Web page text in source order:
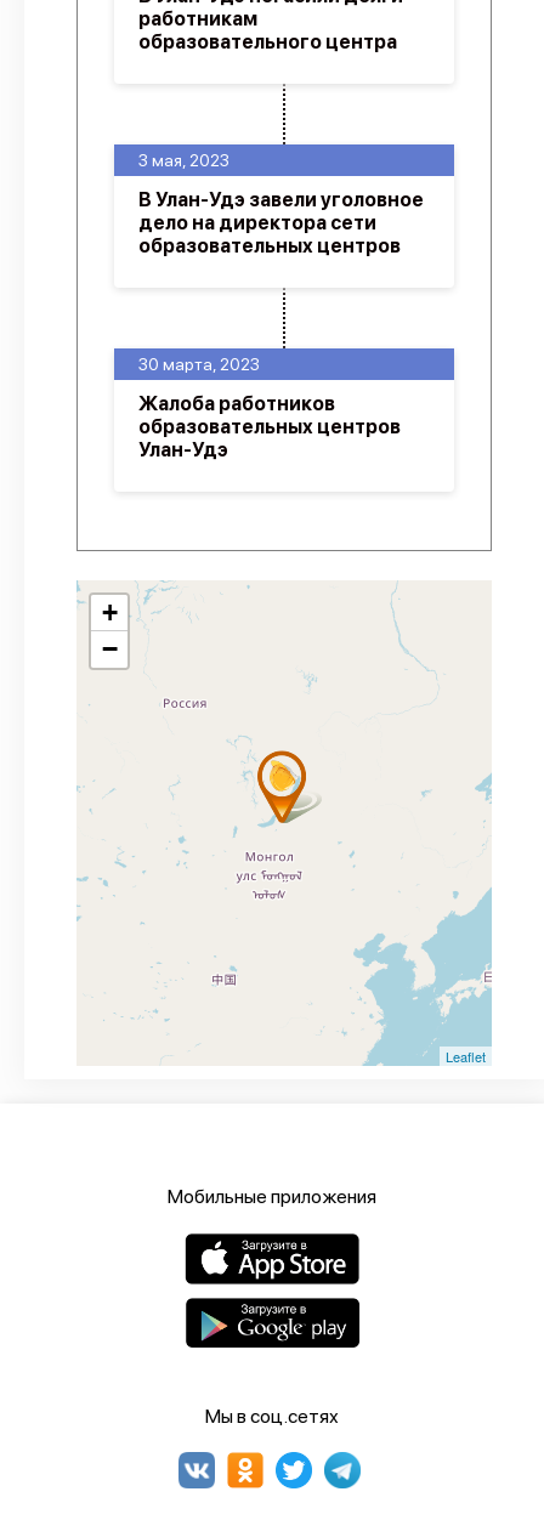
30 марта, 2023
Жалоба работников
образовательных центров
Улан-Удэ
3 мая, 2023
В Улан-Удэ завели уголовное
дело на директора сети
образовательных центров
работникам
образовательного центра
+
−
Leaflet
Мобильные приложения
Мы в соц.сетях